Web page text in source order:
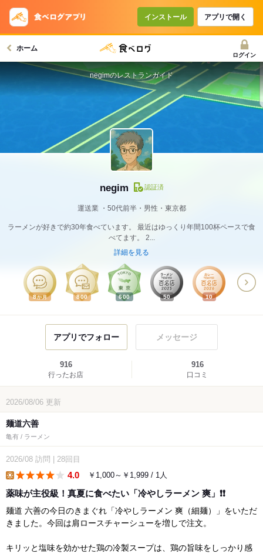
インストール アプリで開く
ホーム
ログイン
negim 認証済
運送業 50代前半・男性・東京都
ラーメンが好きで約30年食べています。 最近はゆっくり年間100杯ペースで食
べてます。 2...
詳細を見る
8か月 800 600 50 10
negimのレストランガイド
アプリでフォロー メッセージ
916
行ったお店
916
口コミ
2026/08/06 更新
麺道六善
亀有 / ラーメン
2026/08 訪問 28回目
4.0 ￥1,000～￥1,999 / 1人
薬味が主役級！真夏に食べたい「冷やしラーメン 爽」❗❗
麺道 六善の今日のきまぐれ「冷やしラーメン 爽（細麺）」をいただ
きました。今回は肩ロースチャーシューを増しで注文。
キリッと塩味を効かせた鶏の冷製スープは、鶏の旨味をしっかり感